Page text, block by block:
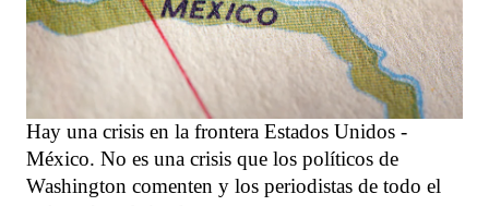
Hay una crisis en la frontera Estados Unidos -
México. No es una crisis que los políticos de
Washington comenten y los periodistas de todo el